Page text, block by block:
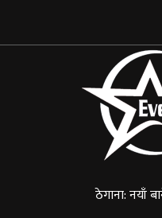
ठेगाना: नयाँ